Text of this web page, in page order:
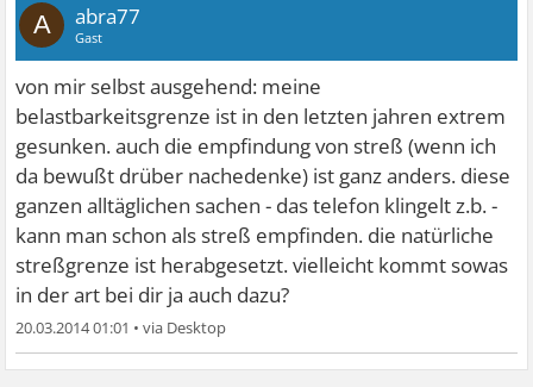
A abra77
Gast
von mir selbst ausgehend: meine
belastbarkeitsgrenze ist in den letzten jahren extrem
gesunken. auch die empfindung von streß (wenn ich
da bewußt drüber nachedenke) ist ganz anders. diese
ganzen alltäglichen sachen - das telefon klingelt z.b. -
kann man schon als streß empfinden. die natürliche
streßgrenze ist herabgesetzt. vielleicht kommt sowas
in der art bei dir ja auch dazu?
20.03.2014 01:01 •